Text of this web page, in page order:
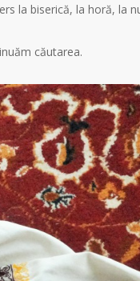
la biserică, la horă, la
căutarea.